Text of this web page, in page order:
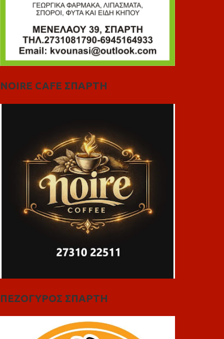
NOIRE CAFE ΣΠΑΡΤΗ
ΠΕΖΟΓΥΡΟΣ ΣΠΑΡΤΗ